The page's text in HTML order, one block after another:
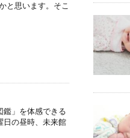
と思います。そこ
」を体感できる
日の昼時、未来館